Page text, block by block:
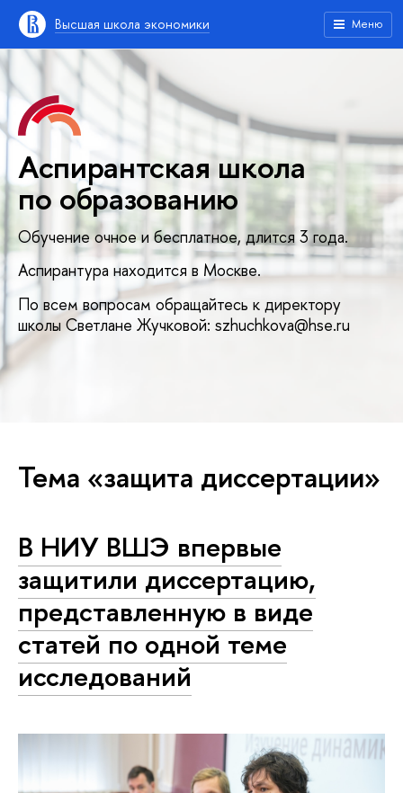
Высшая школа экономики Меню
Аспирантская школа
по образованию
Обучение очное и бесплатное, длится 3 года.
Аспирантура находится в Москве.
По всем вопросам обращайтесь к директору
школы Светлане Жучковой: szhuchkova@hse.ru
Тема «защита диссертации»
В НИУ ВШЭ впервые
защитили диссертацию,
представленную в виде
статей по одной теме
исследований